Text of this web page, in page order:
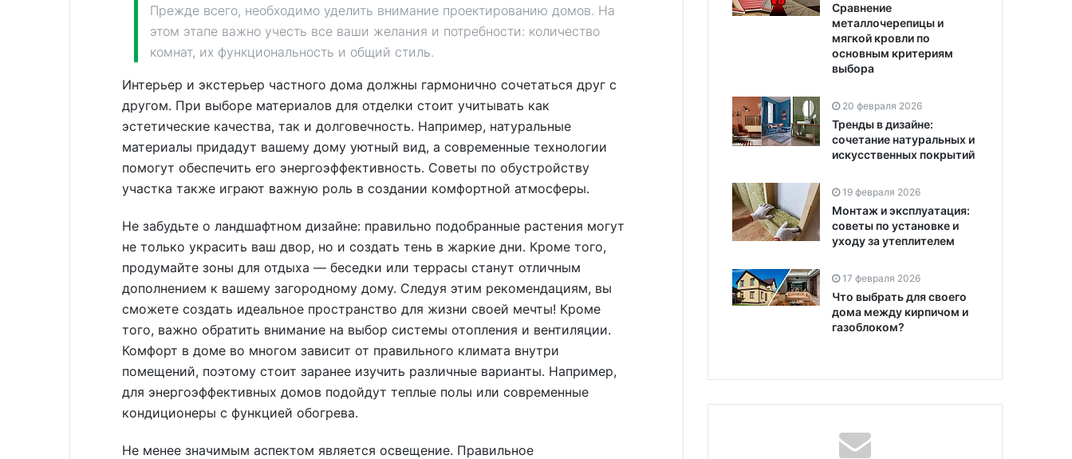
Прежде всего, необходимо уделить внимание проектированию домов. На
этом этапе важно учесть все ваши желания и потребности: количество
комнат, их функциональность и общий стиль.
Интерьер и экстерьер частного дома должны гармонично сочетаться друг с
другом. При выборе материалов для отделки стоит учитывать как
эстетические качества, так и долговечность. Например, натуральные
материалы придадут вашему дому уютный вид, а современные технологии
помогут обеспечить его энергоэффективность. Советы по обустройству
участка также играют важную роль в создании комфортной атмосферы.
Не забудьте о ландшафтном дизайне: правильно подобранные растения могут
не только украсить ваш двор, но и создать тень в жаркие дни. Кроме того,
продумайте зоны для отдыха — беседки или террасы станут отличным
дополнением к вашему загородному дому. Следуя этим рекомендациям, вы
сможете создать идеальное пространство для жизни своей мечты! Кроме
того, важно обратить внимание на выбор системы отопления и вентиляции.
Комфорт в доме во многом зависит от правильного климата внутри
помещений, поэтому стоит заранее изучить различные варианты. Например,
для энергоэффективных домов подойдут теплые полы или современные
кондиционеры с функцией обогрева.
Не менее значимым аспектом является освещение. Правильное
Сравнение
металлочерепицы и
мягкой кровли по
основным критериям
выбора
20 февраля 2026
Тренды в дизайне:
сочетание натуральных и
искусственных покрытий
19 февраля 2026
Монтаж и эксплуатация:
советы по установке и
уходу за утеплителем
17 февраля 2026
Что выбрать для своего
дома между кирпичом и
газоблоком?